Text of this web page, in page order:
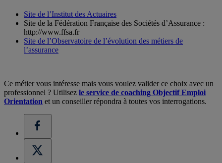
Site de l’Institut des Actuaires
Site de la Fédération Française des Sociétés d’Assurance :
http://www.ffsa.fr
Site de l’Observatoire de l’évolution des métiers de
l’assurance
Ce métier vous intéresse mais vous voulez valider ce choix avec un
professionnel ? Utilisez le service de coaching Objectif Emploi
Orientation et un conseiller répondra à toutes vos interrogations.